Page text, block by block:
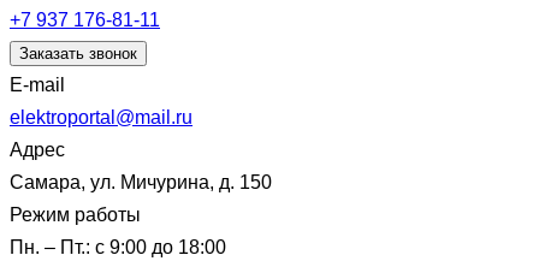
+7 937 176-81-11
Заказать звонок
E-mail
elektroportal@mail.ru
Адрес
Самара, ул. Мичурина, д. 150
Режим работы
Пн. – Пт.: с 9:00 до 18:00